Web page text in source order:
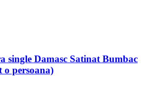
single Damasc Satinat Bumbac
o persoana)